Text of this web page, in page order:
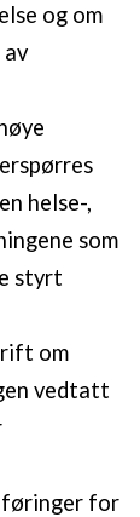
og om
helse-,
som
styrt
om
vedtatt
føringer for